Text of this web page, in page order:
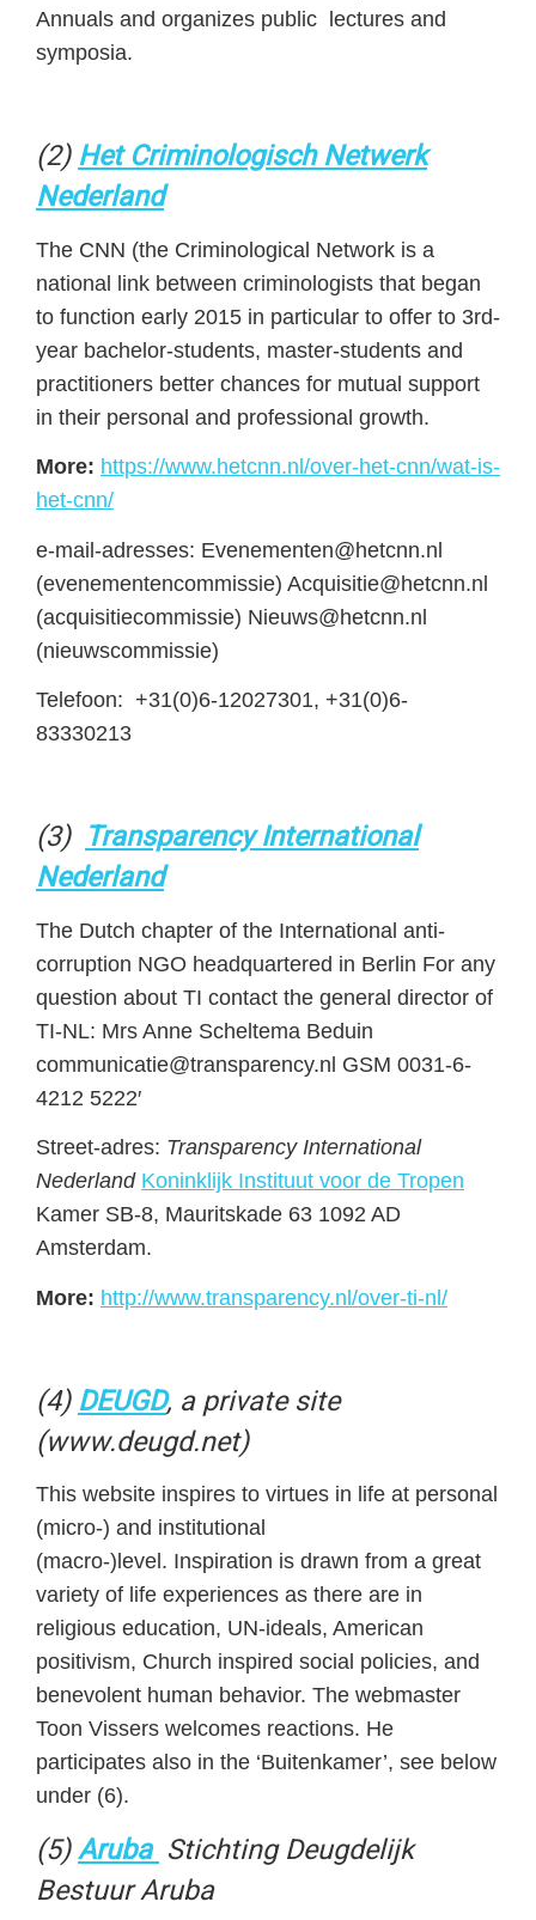
Annuals and organizes public lectures and
symposia.
(2) Het Criminologisch Netwerk
Nederland
The CNN (the Criminological Network is a
national link between criminologists that began
to function early 2015 in particular to offer to 3rd-
year bachelor-students, master-students and
practitioners better chances for mutual support
in their personal and professional growth.
More: https://www.hetcnn.nl/over-het-cnn/wat-is-
het-cnn/
e-mail-adresses: Evenementen@hetcnn.nl
(evenementencommissie) Acquisitie@hetcnn.nl
(acquisitiecommissie) Nieuws@hetcnn.nl
(nieuwscommissie)
Telefoon: +31(0)6-12027301, +31(0)6-
83330213
(3) Transparency International
Nederland
The Dutch chapter of the International anti-
corruption NGO headquartered in Berlin For any
question about TI contact the general director of
TI-NL: Mrs Anne Scheltema Beduin
communicatie@transparency.nl GSM 0031-6-
4212 5222′
Street-adres: Transparency International
Nederland Koninklijk Instituut voor de Tropen
Kamer SB-8, Mauritskade 63 1092 AD
Amsterdam.
More: http://www.transparency.nl/over-ti-nl/
(4) DEUGD, a private site
(www.deugd.net)
This website inspires to virtues in life at personal
(micro-) and institutional
(macro-)level. Inspiration is drawn from a great
variety of life experiences as there are in
religious education, UN-ideals, American
positivism, Church inspired social policies, and
benevolent human behavior. The webmaster
Toon Vissers welcomes reactions. He
participates also in the ‘Buitenkamer’, see below
under (6).
(5)Aruba Stichting Deugdelijk
Bestuur Aruba